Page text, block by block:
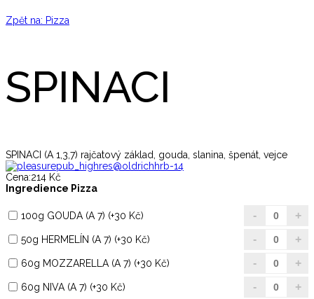
Zpět na: Pizza
SPINACI
SPINACI (A 1,3,7) rajčatový základ, gouda, slanina, špenát, vejce
Cena:214 Kč
Ingredience Pizza
100g GOUDA (A 7) (+30 Kč)
50g HERMELÍN (A 7) (+30 Kč)
60g MOZZARELLA (A 7) (+30 Kč)
60g NIVA (A 7) (+30 Kč)